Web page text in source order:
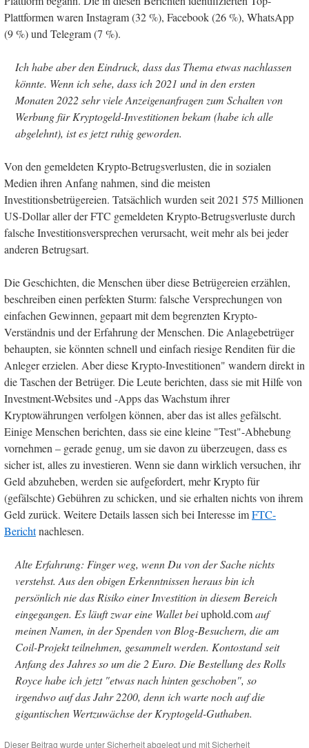
Plattformen waren Instagram (32 %), Facebook (26 %), WhatsApp
(9 %) und Telegram (7 %).
Ich habe aber den Eindruck, dass das Thema etwas nachlassen
könnte. Wenn ich sehe, dass ich 2021 und in den ersten
Monaten 2022 sehr viele Anzeigenanfragen zum Schalten von
Werbung für Kryptogeld-Investitionen bekam (habe ich alle
abgelehnt), ist es jetzt ruhig geworden.
Von den gemeldeten Krypto-Betrugsverlusten, die in sozialen
Medien ihren Anfang nahmen, sind die meisten
Investitionsbetrügereien. Tatsächlich wurden seit 2021 575 Millionen
US-Dollar aller der FTC gemeldeten Krypto-Betrugsverluste durch
falsche Investitionsversprechen verursacht, weit mehr als bei jeder
anderen Betrugsart.
Die Geschichten, die Menschen über diese Betrügereien erzählen,
beschreiben einen perfekten Sturm: falsche Versprechungen von
einfachen Gewinnen, gepaart mit dem begrenzten Krypto-
Verständnis und der Erfahrung der Menschen. Die Anlagebetrüger
behaupten, sie könnten schnell und einfach riesige Renditen für die
Anleger erzielen. Aber diese Krypto-Investitionen" wandern direkt in
die Taschen der Betrüger. Die Leute berichten, dass sie mit Hilfe von
Investment-Websites und -Apps das Wachstum ihrer
Kryptowährungen verfolgen können, aber das ist alles gefälscht.
Einige Menschen berichten, dass sie eine kleine "Test"-Abhebung
vornehmen – gerade genug, um sie davon zu überzeugen, dass es
sicher ist, alles zu investieren. Wenn sie dann wirklich versuchen, ihr
Geld abzuheben, werden sie aufgefordert, mehr Krypto für
(gefälschte) Gebühren zu schicken, und sie erhalten nichts von ihrem
Geld zurück. Weitere Details lassen sich bei Interesse imFTC-
Berichtnachlesen.
Alte Erfahrung: Finger weg, wenn Du von der Sache nichts
verstehst. Aus den obigen Erkenntnissen heraus bin ich
persönlich nie das Risiko einer Investition in diesem Bereich
eingegangen. Es läuft zwar eine Wallet beiuphold.comauf
meinen Namen, in der Spenden von Blog-Besuchern, die am
Coil-Projekt teilnehmen, gesammelt werden. Kontostand seit
Anfang des Jahres so um die 2 Euro. Die Bestellung des Rolls
Royce habe ich jetzt "etwas nach hinten geschoben", so
irgendwo auf das Jahr 2200, denn ich warte noch auf die
gigantischen Wertzuwächse der Kryptogeld-Guthaben.
Dieser Beitrag wurde unterSicherheitabgelegt und mitSicherheit